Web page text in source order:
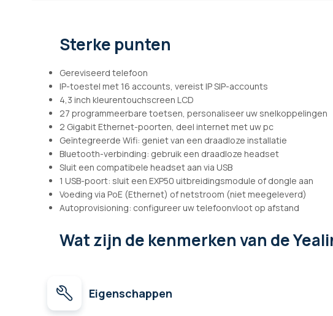
afbeeldingen-
Sterke punten
Gereviseerd telefoon
IP-toestel met 16 accounts, vereist IP SIP-accounts
4,3 inch kleurentouchscreen LCD
27 programmeerbare toetsen, personaliseer uw snelkoppelingen
2 Gigabit Ethernet-poorten, deel internet met uw pc
Geïntegreerde Wifi: geniet van een draadloze installatie
Bluetooth-verbinding: gebruik een draadloze headset
Sluit een compatibele headset aan via USB
1 USB-poort: sluit een EXP50 uitbreidingsmodule of dongle aan
Voeding via PoE (Ethernet) of netstroom (niet meegeleverd)
Autoprovisioning: configureer uw telefoonvloot op afstand
Wat zijn de kenmerkenvan de
Eigenschappen